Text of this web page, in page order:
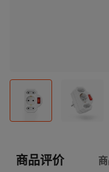
商品评价